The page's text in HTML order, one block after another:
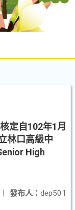
定自102年1月
林口高級中
High
發布人： dep501
|